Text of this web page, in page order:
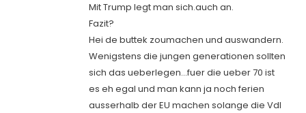
Mit Trump legt man sich.auch an.
Fazit?
Hei de buttek zoumachen und auswandern.
Wenigstens die jungen generationen sollten
sich das ueberlegen…fuer die ueber 70 ist
es eh egal und man kann ja noch ferien
ausserhalb der EU machen solange die Vdl